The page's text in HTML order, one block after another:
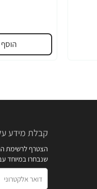
קבלת מידע
הצטרף לרשימת
שנבחרו במיוחד
אלקטרוני